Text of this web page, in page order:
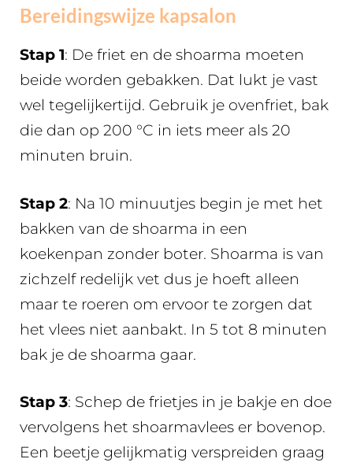
Bereidingswijze kapsalon
Stap 1: De friet en de shoarma moeten
beide worden gebakken. Dat lukt je vast
wel tegelijkertijd. Gebruik je ovenfriet, bak
die dan op 200 °C in iets meer als 20
minuten bruin.
Stap 2: Na 10 minuutjes begin je met het
bakken van de shoarma in een
koekenpan zonder boter. Shoarma is van
zichzelf redelijk vet dus je hoeft alleen
maar te roeren om ervoor te zorgen dat
het vlees niet aanbakt. In 5 tot 8 minuten
bak je de shoarma gaar.
Stap 3: Schep de frietjes in je bakje en doe
vervolgens het shoarmavlees er bovenop.
Een beetje gelijkmatig verspreiden graag